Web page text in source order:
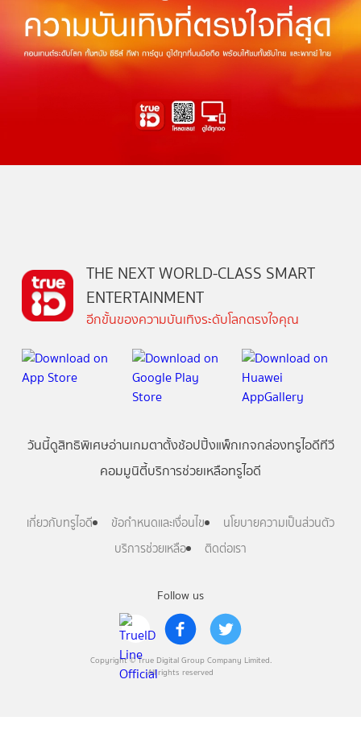
Follow us
Copyright © True Digital Group Company Limited.
All rights reserved
THE NEXT WORLD-CLASS SMART
ENTERTAINMENT
อีกขั้นของความบันเทิงระดับโลกตรงใจคุณ
วันนี้ดูสิทธิพิเศษอ่านเกมตาตั้งช้อปปิ้งแพ็กเกจกล่องทรูไอดีทีวี
คอมมูนิตี้บริการช่วยเหลือทรูไอดี
เกี่ยวกับทรูไอดี ข้อกำหนดและเงื่อนไข
นโยบายความเป็นส่วนตัว
บริการช่วยเหลือ
ติดต่อเรา